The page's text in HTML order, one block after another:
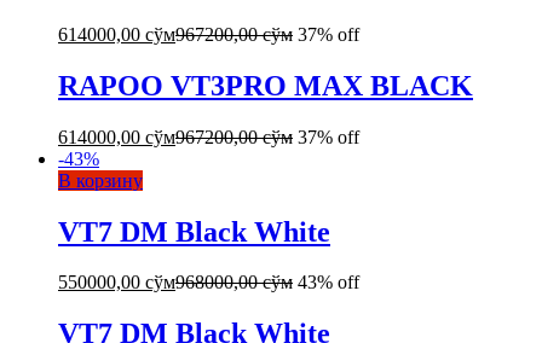
614000,00 сўм967200,00сўм 37% off
RAPOO VT3PRO MAX BLACK
614000,00 сўм967200,00сўм 37% off
-43%
В корзину
VT7 DM Black White
550000,00 сўм968000,00сўм 43% off
VT7 DM Black White